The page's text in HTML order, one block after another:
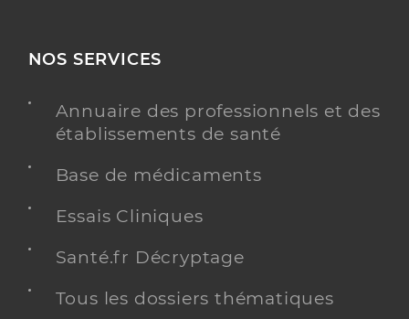
NOS SERVICES
Annuaire des professionnels et des
établissements de santé
Base de médicaments
Essais Cliniques
Santé.fr Décryptage
Tous les dossiers thématiques